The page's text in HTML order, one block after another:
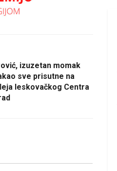
izuzetan momak
sve prisutne na
leskovačkog Centra